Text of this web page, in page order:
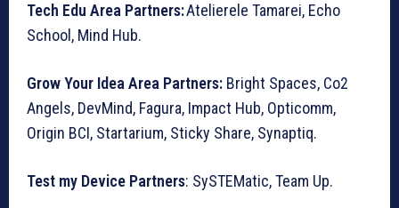
Tech Edu Area Partners:Atelierele Tamarei, Echo
School, Mind Hub.
Grow Your Idea Area Partners: Bright Spaces, Co2
Angels, DevMind, Fagura, Impact Hub, Opticomm,
Origin BCI, Startarium, Sticky Share, Synaptiq.
Test my Device Partners: SySTEMatic, Team Up.